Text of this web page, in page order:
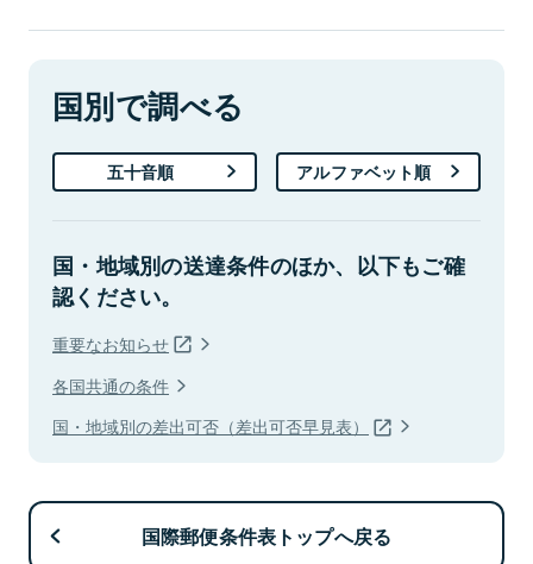
国別で調べる
五十音順 アルファベット順
国・地域別の送達条件のほか、以下もご確
認ください。
重要なお知らせ
各国共通の条件
国・地域別の差出可否（差出可否早見表）
国際郵便条件表トップへ戻る